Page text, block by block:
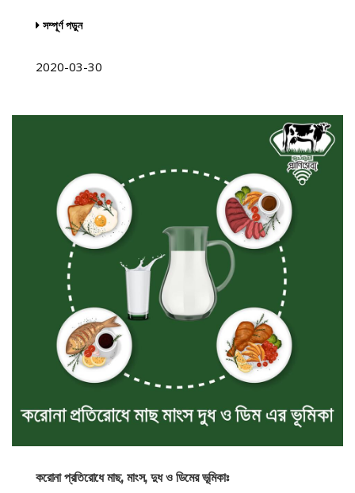
সম্পূর্ণ পড়ুন
2020-03-30
করোনা প্রতিরোধে মাছ, মাংস, দুধ ও ডিমের ভূমিকাঃ